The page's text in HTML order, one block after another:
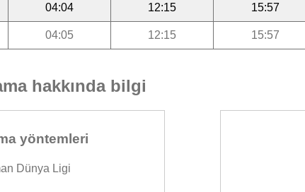
04:04 12:15 15:57
04:05 12:15 15:57
hakkında bilgi
yöntemleri
Dünya Ligi